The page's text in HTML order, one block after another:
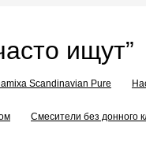
ищут”
Scandinavian Pure
Смесители без донного